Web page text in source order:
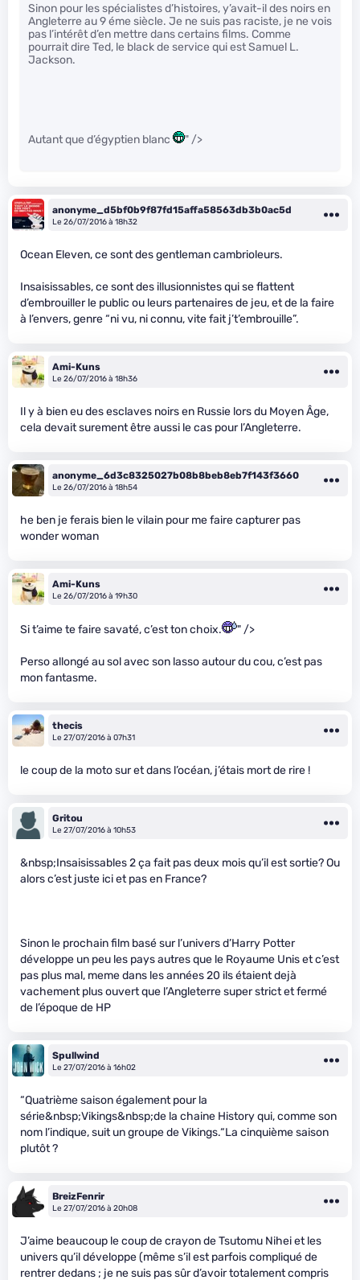
Sinon pour les spécialistes d’histoires, y’avait-il des noirs en
Angleterre au 9 éme siècle. Je ne suis pas raciste, je ne vois
pas l’intérêt d’en mettre dans certains films. Comme
pourrait dire Ted, le black de service qui est Samuel L.
Jackson.
Autant que d’égyptien blanc " />
anonyme_d5bf0b9f87fd15affa58563db3b0ac5d
Le 26/07/2016 à 18h32
Ocean Eleven, ce sont des gentleman cambrioleurs.
Insaisissables, ce sont des illusionnistes qui se flattent
d’embrouiller le public ou leurs partenaires de jeu, et de la faire
à l’envers, genre “ni vu, ni connu, vite fait j’t’embrouille”.
Ami-Kuns
Le 26/07/2016 à 18h36
Il y à bien eu des esclaves noirs en Russie lors du Moyen Âge,
cela devait surement être aussi le cas pour l’Angleterre.
anonyme_6d3c8325027b08b8beb8eb7f143f3660
Le 26/07/2016 à 18h54
he ben je ferais bien le vilain pour me faire capturer pas
wonder woman
Ami-Kuns
Le 26/07/2016 à 19h30
Si t’aime te faire savaté, c’est ton choix. " />
Perso allongé au sol avec son lasso autour du cou, c’est pas
mon fantasme.
thecis
Le 27/07/2016 à 07h31
le coup de la moto sur et dans l’océan, j’étais mort de rire !
Gritou
Le 27/07/2016 à 10h53
&nbsp;Insaisissables 2 ça fait pas deux mois qu’il est sortie? Ou
alors c’est juste ici et pas en France?
Sinon le prochain film basé sur l’univers d’Harry Potter
développe un peu les pays autres que le Royaume Unis et c’est
pas plus mal, meme dans les années 20 ils étaient dejà
vachement plus ouvert que l’Angleterre super strict et fermé
de l’époque de HP
Spullwind
Le 27/07/2016 à 16h02
“Quatrième saison également pour la
série&nbsp;Vikings&nbsp;de la chaine History qui, comme son
nom l’indique, suit un groupe de Vikings.“La cinquième saison
plutôt ?
BreizFenrir
Le 27/07/2016 à 20h08
J’aime beaucoup le coup de crayon de Tsutomu Nihei et les
univers qu’il développe (même s’il est parfois compliqué de
rentrer dedans ; je ne suis pas sûr d’avoir totalement compris